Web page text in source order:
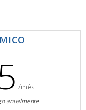
/mês
anualmente